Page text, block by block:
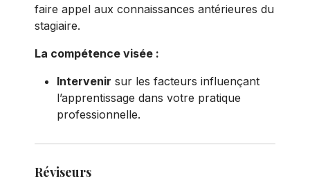
faire appel aux connaissances antérieures du
stagiaire.
La compétence visée :
Intervenir sur les facteurs influençant
l’apprentissage dans votre pratique
professionnelle.
Réviseurs